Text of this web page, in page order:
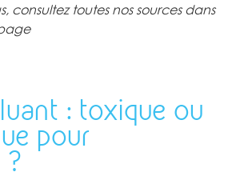
consultez toutes nos sources dans
: toxique ou
pour
?